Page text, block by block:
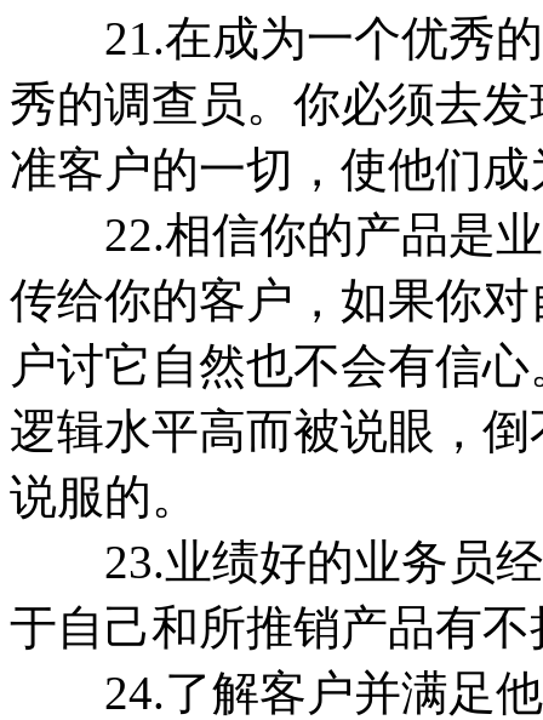
21.在成为一个优秀的
秀的调查员。你必须去
准客户的一切，使他们
22.相信你的产品是业
传给你的客户，如果你
户讨它自然也不会有信
逻辑水平高而被说眼，
说服的。
23.业绩好的业务员经
于自己和所推销产品有
24.了解客户并满足他